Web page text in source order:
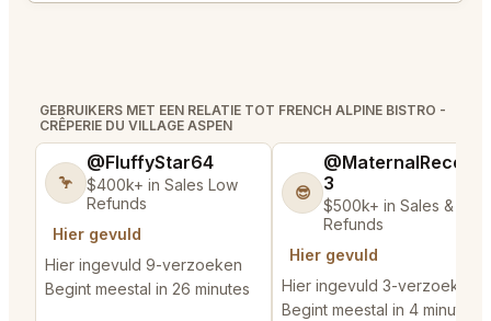
GEBRUIKERS MET EEN RELATIE TOT FRENCH ALPINE BISTRO -
CRÊPERIE DU VILLAGE ASPEN
🦩
@FluffyStar64
$400k+ in Sales Low
Refunds
Hier gevuld
Hier ingevuld 9-verzoeken
Begint meestal in 26 minutes
😎
3
$500k+ in Sales & Low
Refunds
Hier gevuld
Hier ingevuld 3-verzoeken
Begint meestal in 4 minutes